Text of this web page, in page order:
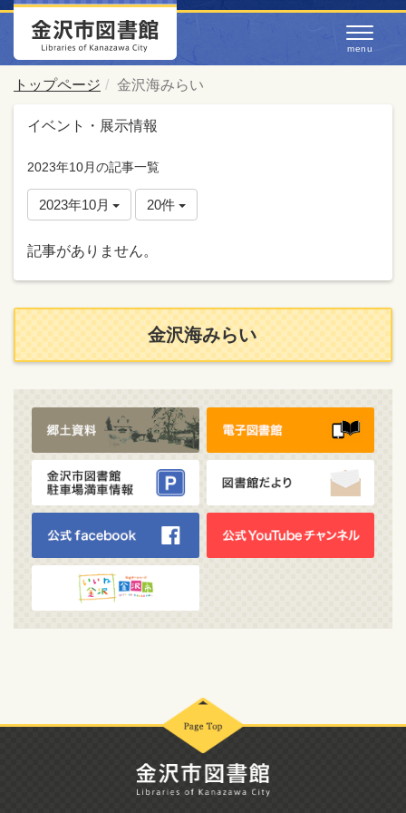
トップページ 金沢海みらい
イベント・展示情報
2023年10月の記事一覧
2023年10月 20件
記事がありません。
金沢海みらい